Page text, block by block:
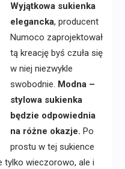
Wyjątkowa sukienka
elegancka, producent
Numoco zaprojektował
tą kreację byś czuła się
w niej niezwykle
swobodnie. Modna –
stylowa sukienka
będzie odpowiednia
na różne okazje. Po
prostu w tej sukience
tylko wieczorowo, ale i